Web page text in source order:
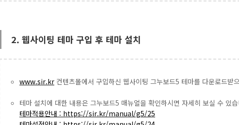
2. 웹사이팅 테마 구입 후 테마 설치
www.sir.kr 컨텐츠몰에서 구입하신 웹사이팅 그누보드5 테마를 다운로드받
테마 설치에 대한 내용은 그누보드5 매뉴얼을 확인하시면 자세히 보실 수 있
테마적용안내 : https://sir.kr/manual/g5/25